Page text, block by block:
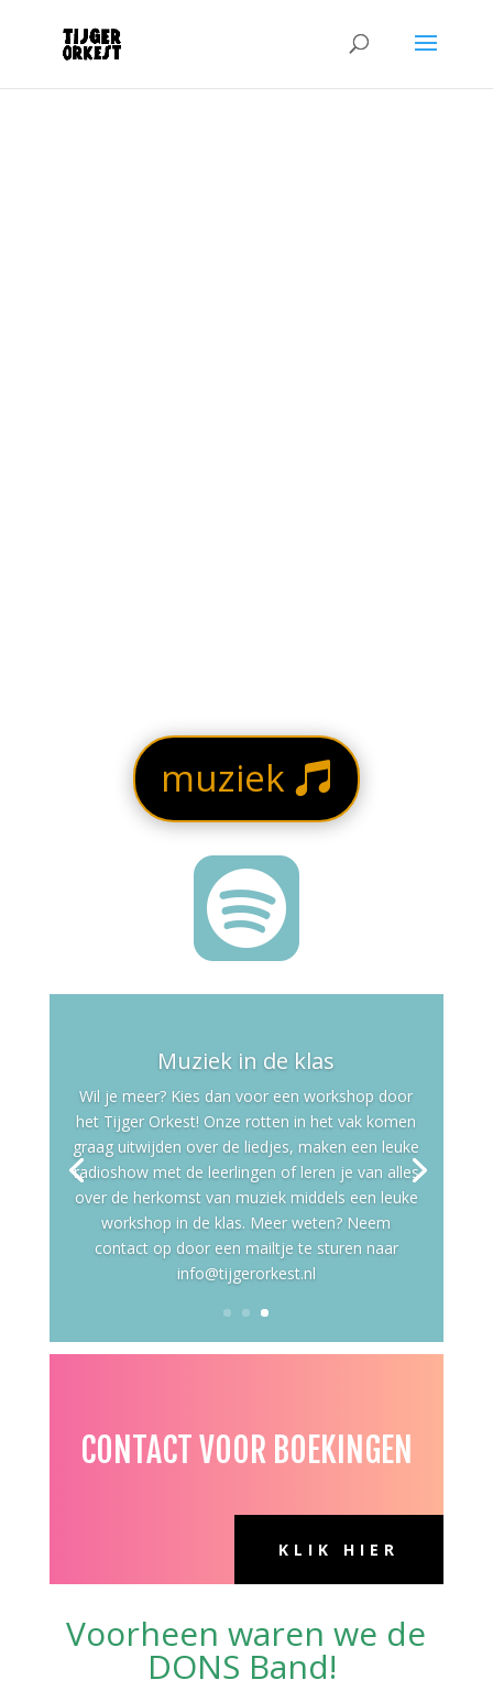
muziek

Muziek in de klas
Wil je meer? Kies dan voor een workshop door
het Tijger Orkest! Onze rotten in het vak komen
graag uitwijden over de liedjes, maken een leuke
radioshow met de leerlingen of leren je van alles
over de herkomst van muziek middels een leuke
workshop in de klas. Meer weten? Neem
contact op door een mailtje te sturen naar
info@tijgerorkest.nl
CONTACT VOOR BOEKINGEN
KLIK HIER
Voorheen waren we de
DONS Band!